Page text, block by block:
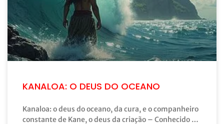
KANALOA: O DEUS DO OCEANO
Kanaloa: o deus do oceano, da cura, e o companheiro
constante de Kane, o deus da criação – Conhecido …